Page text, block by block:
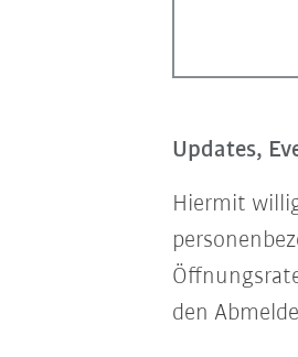
Updates,
Hiermit
den